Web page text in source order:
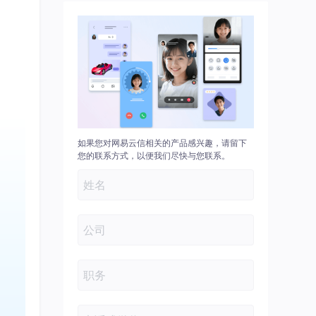
如果您对网易云信相关的产品感兴趣，请留下
您的联系方式，以便我们尽快与您联系。